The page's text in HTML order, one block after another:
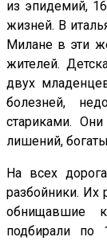
из эпидемий,
жизней. В
Милане в эти
жителей.
двух
болезней,
стариками.
лишений,
На всех
разбойники. Их
обнищавшие
подбирали по